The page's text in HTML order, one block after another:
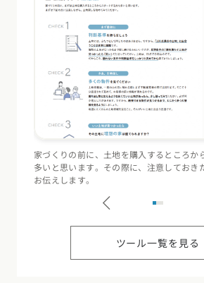
家づくりの前に、土地を購入するところか
多いと思います。その際に、注意しておき
お伝えします。
ツール一覧を見る